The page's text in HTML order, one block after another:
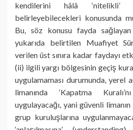
kendilerini hâlâ ‘nitelikli’
belirleyebilecekleri konusunda
Bu, söz konusu fayda
yukarıda belirtilen Muafiyet
verilen üst sınıra kadar faydayı
(ii) ilgili yargı bölgesinin geçiş
uygulamaması durumunda, yerel
limanında ‘Kapatma
uygulayacağı, yani güvenli
grup kuruluşlarına